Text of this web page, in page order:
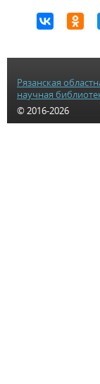
Рязанская
научная
© 2016-2026